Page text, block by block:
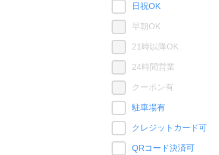
日祝OK
早朝OK
21時以降OK
24時間営業
クーポン有
駐車場有
クレジットカード可
QRコード決済可